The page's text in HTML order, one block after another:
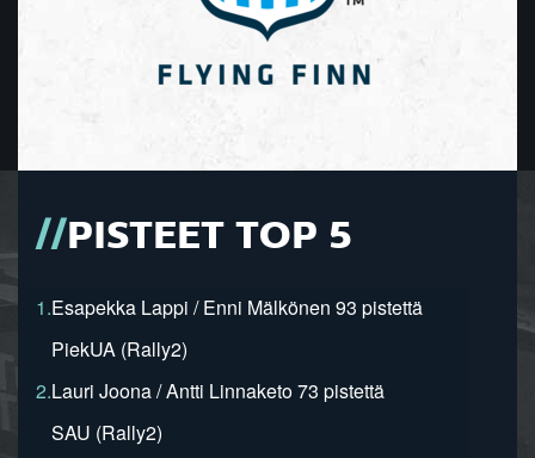
PISTEET TOP 5
1.Esapekka Lappi / Enni Mälkönen 93 pistettä
PiekUA (Rally2)
2.Lauri Joona / Antti Linnaketo 73 pistettä
SAU (Rally2)